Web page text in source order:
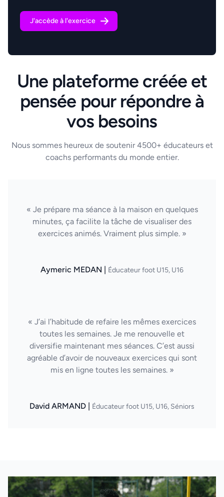
J'accède à l'exercice
Une plateforme créée et
pensée pour répondre à
vos besoins
Nous sommes heureux de soutenir 4500+ éducateurs et
coachs performants du monde entier.
« Je prépare ma séance à la maison en quelques
minutes, ça facilite la tâche de visualiser des
exercices animés. Vraiment plus simple. »
Aymeric MEDAN | Éducateur foot U15, U16
« J’ai l’habitude de refaire les mêmes exercices
toutes les semaines. Je me renouvelle et
diversifie maintenant mes séances. C’est aussi
agréable d’avoir de nouveaux exercices qui sont
mis en ligne toutes les semaines. »
David ARMAND | Éducateur foot U15, U16, Séniors